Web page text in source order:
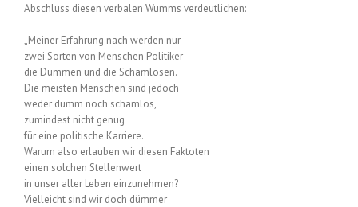
Abschluss diesen verbalen Wumms verdeutlichen:
„Meiner Erfahrung nach werden nur
zwei Sorten von Menschen Politiker –
die Dummen und die Schamlosen.
Die meisten Menschen sind jedoch
weder dumm noch schamlos,
zumindest nicht genug
für eine politische Karriere.
Warum also erlauben wir diesen Faktoten
einen solchen Stellenwert
in unser aller Leben einzunehmen?
Vielleicht sind wir doch dümmer